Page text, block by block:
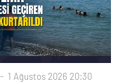
1 Ağustos 2026 20:30